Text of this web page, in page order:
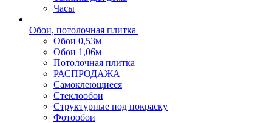
Часы
Обои, потолочная плитка
Обои 0,53м
Обои 1,06м
Потолочная плитка
РАСПРОДАЖА
Самоклеющиеся
Стеклообои
Структурные под покраску
Фотообои